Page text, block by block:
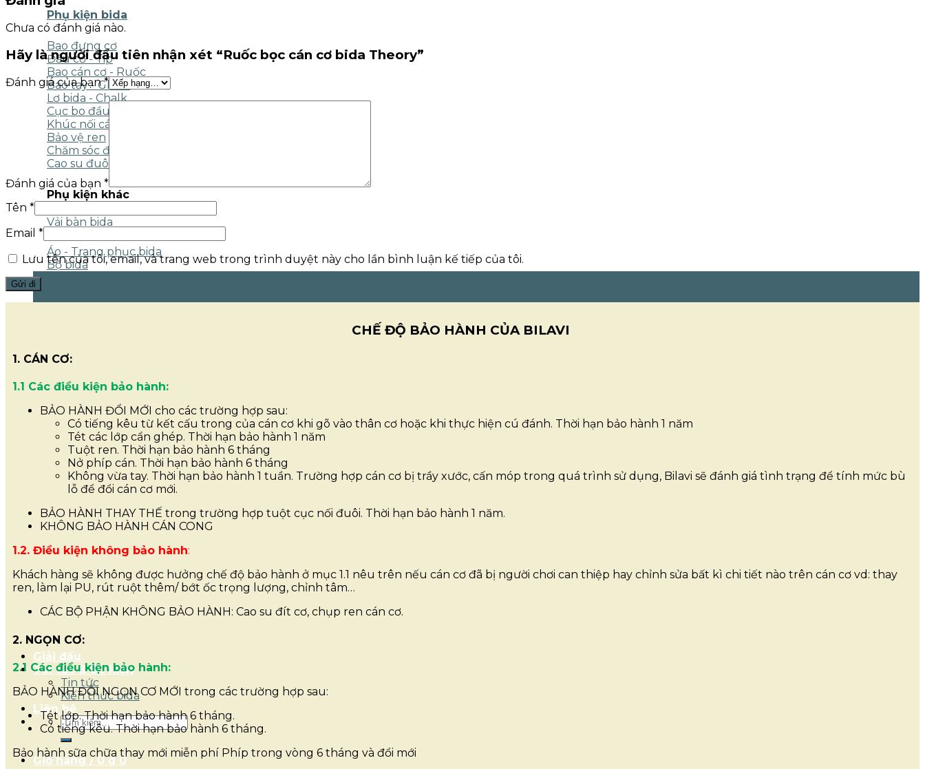
Phụ kiện bida
Bao đựng cơ
Đầu cơ - Tip
Bao cán cơ - Ruốc
Bao tay - Glove
Lơ bida - Chalk
Cục bo đầu cơ
Khúc nối cán cơ
Bảo vệ ren
Chăm sóc đầu cơ
Cao su đuôi cơ
Phụ kiện khác
Vải bàn bida
Áo - Trang phục bida
Bộ bida
Giải đấu
Tin tức & Sự kiện
Tin tức
Kiến thức bida
Liên hệ
Tìm
kiếm:
Giỏ hàng /0₫ 0
Chưa có đánh giá nào.
Hãy là người đầu tiên nhận xét “Ruốc bọc cán cơ bida Theory”
Đánh giá của bạn*
Đánh giá của bạn *
Tên *
Email *
Lưu tên của tôi, email, và trang web trong trình duyệt này cho lần bình luận kế tiếp của tôi.
CHẾ ĐỘ BẢO HÀNH CỦA BILAVI
1. CÁN CƠ:
1.1 Các điều kiện bảo hành:
BẢO HÀNH ĐỔI MỚI cho các trường hợp sau:
Có tiếng kêu từ kết cấu trong của cán cơ khi gõ vào thân cơ hoặc khi thực hiện cú đánh. Thời hạn bảo hành 1 năm
Tét các lớp cẩn ghép. Thời hạn bảo hành 1 năm
Tuột ren. Thời hạn bảo hành 6 tháng
Nở phíp cán. Thời hạn bảo hành 6 tháng
Không vừa tay. Thời hạn bảo hành 1 tuần. Trường hợp cán cơ bị trầy xước, cấn móp trong quá trình sử dụng, Bilavi sẽ đánh giá tình trạng để tính mức bù
lỗ để đổi cán cơ mới.
BẢO HÀNH THAY THẾ trong trường hợp tuột cục nối đuôi. Thời hạn bảo hành 1 năm.
KHÔNG BẢO HÀNH CÁN CONG
1.2. Điều kiện không bảo hành:
Khách hàng sẽ không được hưởng chế độ bảo hành ở mục 1.1 nêu trên nếu cán cơ đã bị người chơi can thiệp hay chỉnh sửa bất kì chi tiết nào trên cán cơ vd: thay
ren, làm lại PU, rút ruột thêm/ bớt ốc trọng lượng, chỉnh tâm…
CÁC BỘ PHẬN KHÔNG BẢO HÀNH: Cao su đít cơ, chụp ren cán cơ.
2. NGỌN CƠ:
2.1 Các điều kiện bảo hành:
BẢO HÀNH ĐỔI NGỌN CƠ MỚI trong các trường hợp sau:
Tét lớp. Thời hạn bảo hành 6 tháng.
Có tiếng kêu. Thời hạn bảo hành 6 tháng.
Bảo hành sữa chữa thay mới miễn phí Phíp trong vòng 6 tháng và đổi mới